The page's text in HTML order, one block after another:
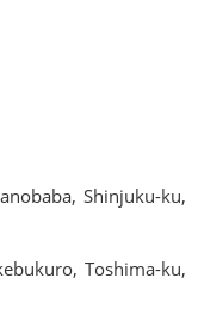
Shinjuku-ku,
Toshima-ku,